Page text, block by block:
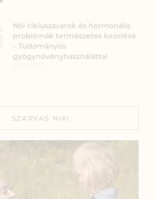
Női cikluszavarok és hormonális
problémák természetes kezelése
– Tudományos
gyógynövényhasználattal
SZARVAS NIKI